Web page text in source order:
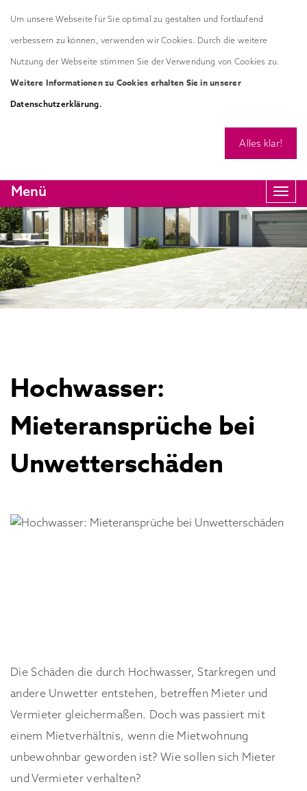
Menü
Hochwasser:
Mieteransprüche bei
Unwetterschäden
Die Schäden die durch Hochwasser, Starkregen und
andere Unwetter entstehen, betreffen Mieter und
Vermieter gleichermaßen. Doch was passiert mit
einem Mietverhältnis, wenn die Mietwohnung
unbewohnbar geworden ist? Wie sollen sich Mieter
und Vermieter verhalten?
Um unsere Webseite für Sie optimal zu gestalten und fortlaufend
verbessern zu können, verwenden wir Cookies. Durch die weitere
Nutzung der Webseite stimmen Sie der Verwendung von Cookies zu.
Weitere Informationen zu Cookies erhalten Sie in unserer
Datenschutzerklärung.
Alles klar!